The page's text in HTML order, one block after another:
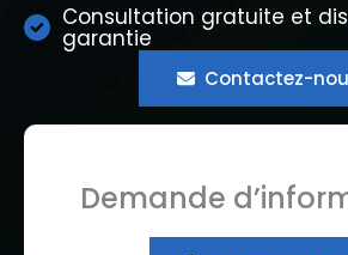
Consultation gratuite et
garantie
Contactez-
Demande